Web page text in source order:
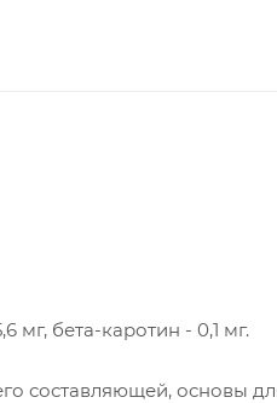
мг, бета-каротин - 0,1 мг.
составляющей, основы